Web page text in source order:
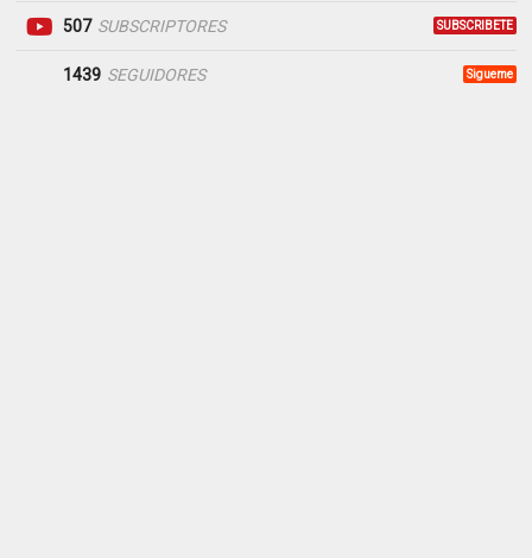
507 SUBSCRIPTORES SUBSCRIBETE
1439 SEGUIDORES Sigueme